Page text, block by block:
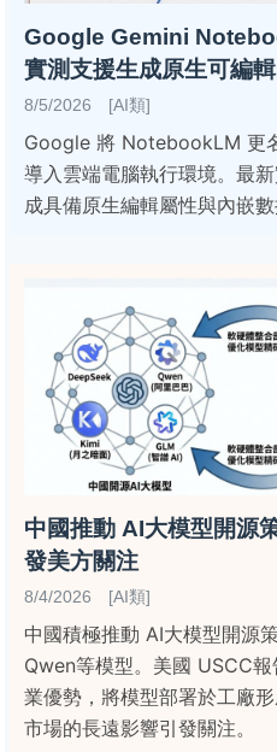
Google Gemini
實測支援生成原生可編
8/5/2026 [AI類]
Google 將 NotebookLM 更
導入雲端電腦執行環境。最
成具備原生編輯屬性與內嵌
中國推動 AI大模型開源
發美方關注
8/4/2026 [AI類]
中國積極推動 AI大模型開源
Qwen等模型。美國 USCC
業優勢，將模型部署於工廠
市場的長遠影響引發關注。